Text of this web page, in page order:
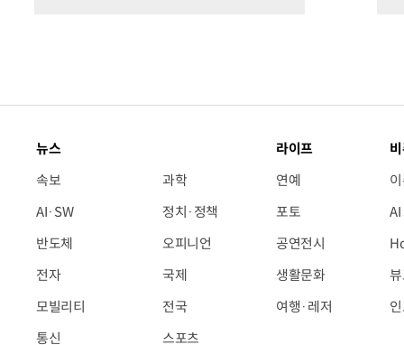
뉴스
속보
AI·SW
반도체
전자
모빌리티
통신
과학
정치·정책
오피니언
국제
전국
스포츠
라이프
연예
포토
공연전시
생활문화
여행·레저